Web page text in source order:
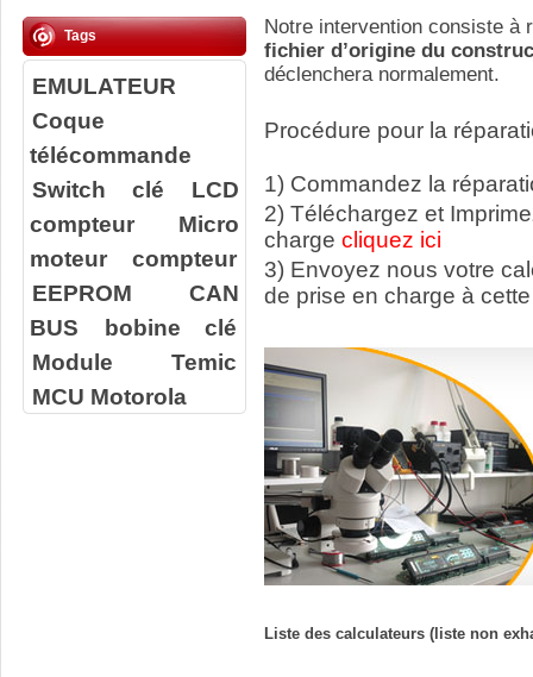
Tags
EMULATEUR
Coque
télécommande
Switch clé
LCD
compteur
Micro
moteur compteur
EEPROM
CAN
BUS
bobine clé
Module Temic
MCU Motorola
Notre intervention consiste à r
fichier d’origine du
déclenchera normalement.
Procédure pour la
1) Commandez la
2) Téléchargez et
charge cliquez ici
3) Envoyez nous votre
de prise en charge à
Liste des calculateurs (liste non